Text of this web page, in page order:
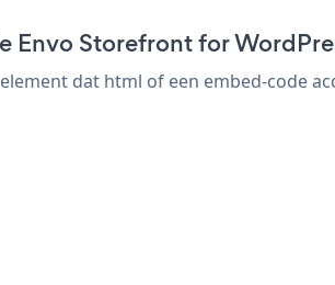
Envo Storefront for
dat html of een embed-code